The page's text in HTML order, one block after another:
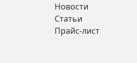
Новости
Статьи
Прайс-лист